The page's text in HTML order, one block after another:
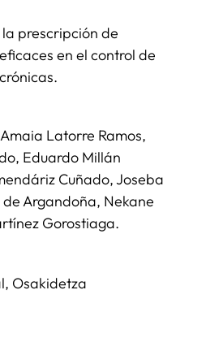
prescripción de
en el control de
Latorre Ramos,
Eduardo Millán
Cuñado, Joseba
Argandoña, Nekane
Gorostiaga.
Osakidetza